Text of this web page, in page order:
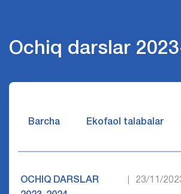
Ochiq darslar
Barcha Ekofaol talabalar
OCHIQ DARSLAR
23/11/